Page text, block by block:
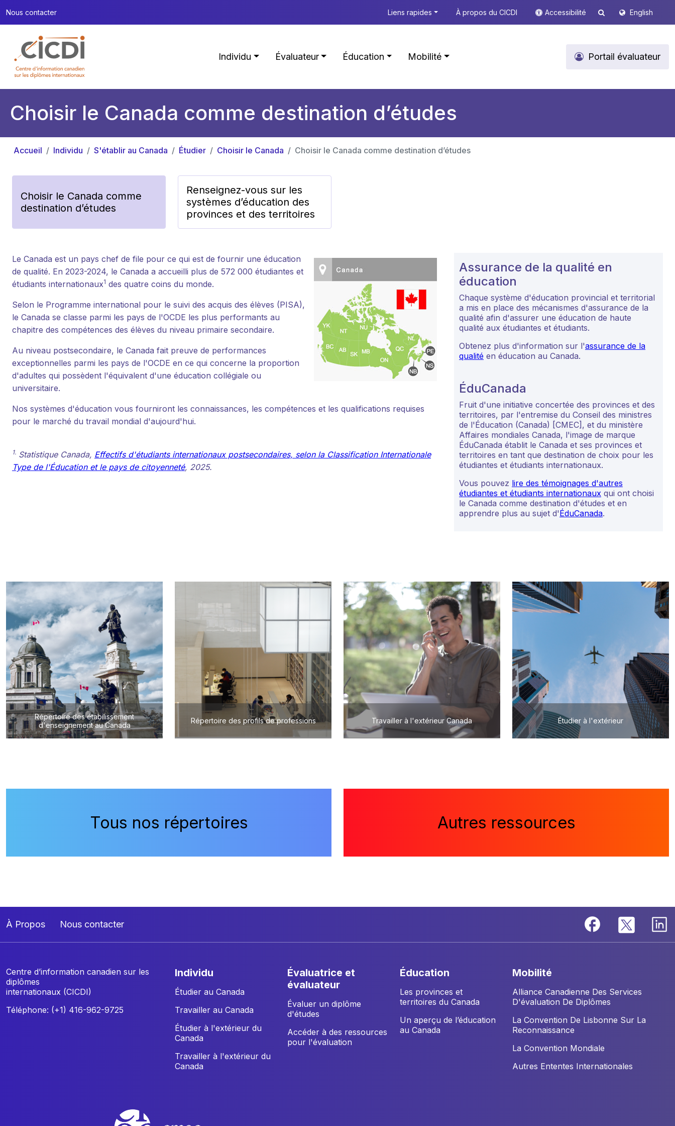
Nous contacter Liens rapides À propos du CICDI Accessibilité English
Individu Évaluateur Éducation Mobilité Portail évaluateur
Choisir le Canada comme destination d’études
Accueil Individu S'établir au Canada Étudier Choisir le Canada Choisir le Canada comme destination d’études
Choisir le Canada comme
destination d’études
Renseignez-vous sur les
systèmes d’éducation des
provinces et des territoires
Le Canada est un pays chef de file pour ce qui est de fournir une éducation
de qualité. En 2023-2024, le Canada a accueilli plus de 572 000 étudiantes et
étudiants internationaux1 des quatre coins du monde.
Selon le Programme international pour le suivi des acquis des élèves (PISA),
le Canada se classe parmi les pays de l'OCDE les plus performants au
chapitre des compétences des élèves du niveau primaire secondaire.
Au niveau postsecondaire, le Canada fait preuve de performances
exceptionnelles parmi les pays de l'OCDE en ce qui concerne la proportion
d'adultes qui possèdent l'équivalent d'une éducation collégiale ou
universitaire.
Nos systèmes d'éducation vous fourniront les connaissances, les compétences et les qualifications requises
pour le marché du travail mondial d'aujourd'hui.
1. Statistique Canada, Effectifs d'étudiants internationaux postsecondaires, selon la Classification Internationale
Type de l'Éducation et le pays de citoyenneté, 2025.
Assurance de la qualité en
éducation
Chaque système d'éducation provincial et territorial
a mis en place des mécanismes d'assurance de la
qualité afin d'assurer une éducation de haute
qualité aux étudiantes et étudiants.
Obtenez plus d'information sur l'assurance de la
qualité en éducation au Canada.
ÉduCanada
Fruit d'une initiative concertée des provinces et des
territoires, par l'entremise du Conseil des ministres
de l'Éducation (Canada) [CMEC], et du ministère
Affaires mondiales Canada, l'image de marque
ÉduCanada établit le Canada et ses provinces et
territoires en tant que destination de choix pour les
étudiantes et étudiants internationaux.
Vous pouvez lire des témoignages d'autres
étudiantes et étudiants internationaux qui ont choisi
le Canada comme destination d'études et en
apprendre plus au sujet d'ÉduCanada.
Répertoire des étabilissement
d'enseignement au Canada
Répertoire des profils de professions Travailler à l'extérieur Canada Étudier à l'extérieur
Tous nos répertoires Autres ressources
À Propos Nous contacter
Centre d’information canadien sur les
diplômes
internationaux (CICDI)
Téléphone: (+1) 416-962-9725
individu
Étudier au Canada
Travailler au Canada
Étudier à l'extérieur du
Canada
Travailler à l'extérieur du
Canada
évaluatrice et
évaluateur
Évaluer un diplôme
d'études
Accéder à des ressources
pour l'évaluation
éducation
Les provinces et
territoires du Canada
Un aperçu de l’éducation
au Canada
mobilité
Alliance Canadienne Des Services
D'évaluation De Diplômes
La Convention De Lisbonne Sur La
Reconnaissance
La Convention Mondiale
Autres Ententes Internationales